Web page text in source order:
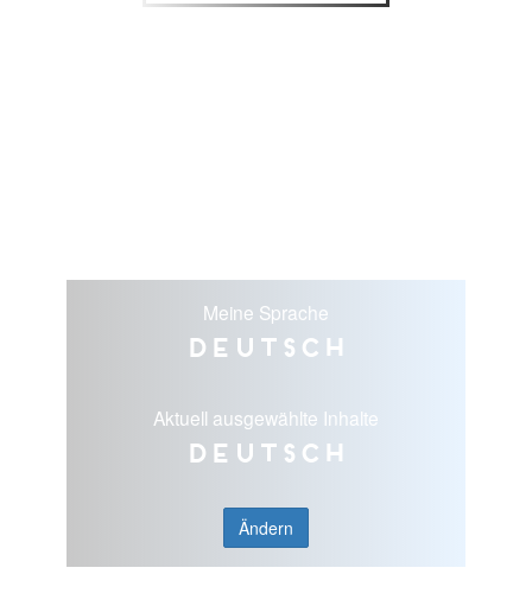
Meine Sprache
Deutsch
Aktuell ausgewählte Inhalte
Deutsch
Ändern